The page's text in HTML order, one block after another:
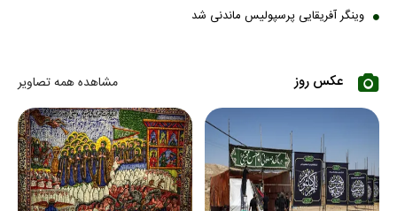
وینگر آفریقایی پرسپولیس ماندنی شد
عکس روز مشاهده همه تصاویر